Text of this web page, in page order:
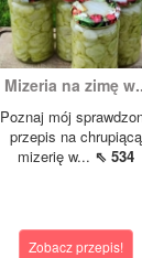
Mizeria na zimę
Poznaj mój
przepis na chrupiącą
mizerię w... ⇖ 534
Zobacz przepis!